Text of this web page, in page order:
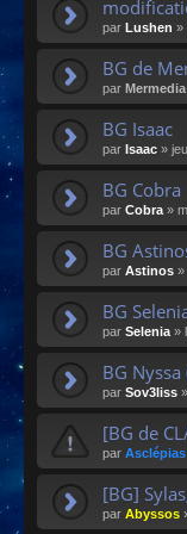
par Lushen »
BG de
par Mermedia
BG Isaac
par Isaac »
BG Cobra
par Cobra»
BG
par Astinos »
BG
par Selenia»
BG
par Sov3liss »
[BG de
par Asclépias
[BG]
par Abyssos